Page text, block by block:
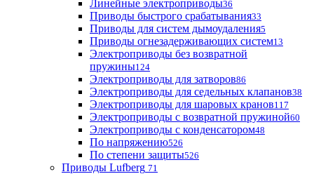
Линейные электроприводы36
Приводы быстрого срабатывания33
Приводы для систем дымоудаления5
Приводы огнезадерживающих систем13
Электроприводы без возвратной
пружины124
Электроприводы для затворов86
Электроприводы для седельных клапанов38
Электроприводы для шаровых кранов117
Электроприводы с возвратной пружиной60
Электроприводы с конденсатором48
По напряжению526
По степени защиты526
Приводы Lufberg 71